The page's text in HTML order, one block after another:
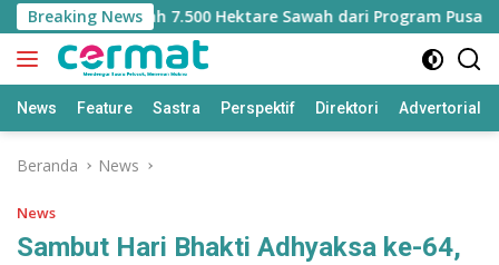
Langsung
ke
konten
Breaking NewsJatah 7.500 Hektare Sawah dari Program Pusat
News Feature Sastra Perspektif Direktori Advertorial
Beranda News
News
Sambut Hari Bhakti Adhyaksa ke-64,